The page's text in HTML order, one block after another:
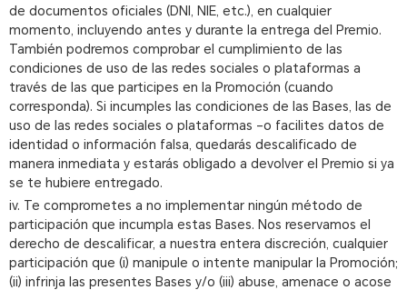
de documentos oficiales (DNI, NIE, etc.), en cualquier
momento, incluyendo antes y durante la entrega del Premio.
También podremos comprobar el cumplimiento de las
condiciones de uso de las redes sociales o plataformas a
través de las que participes en la Promoción (cuando
corresponda). Si incumples las condiciones de las Bases, las de
uso de las redes sociales o plataformas –o facilites datos de
identidad o información falsa, quedarás descalificado de
manera inmediata y estarás obligado a devolver el Premio si ya
se te hubiere entregado.
iv. Te comprometes a no implementar ningún método de
participación que incumpla estas Bases. Nos reservamos el
derecho de descalificar, a nuestra entera discreción, cualquier
participación que (i) manipule o intente manipular la Promoción;
(ii) infrinja las presentes Bases y/o (iii) abuse, amenace o acose